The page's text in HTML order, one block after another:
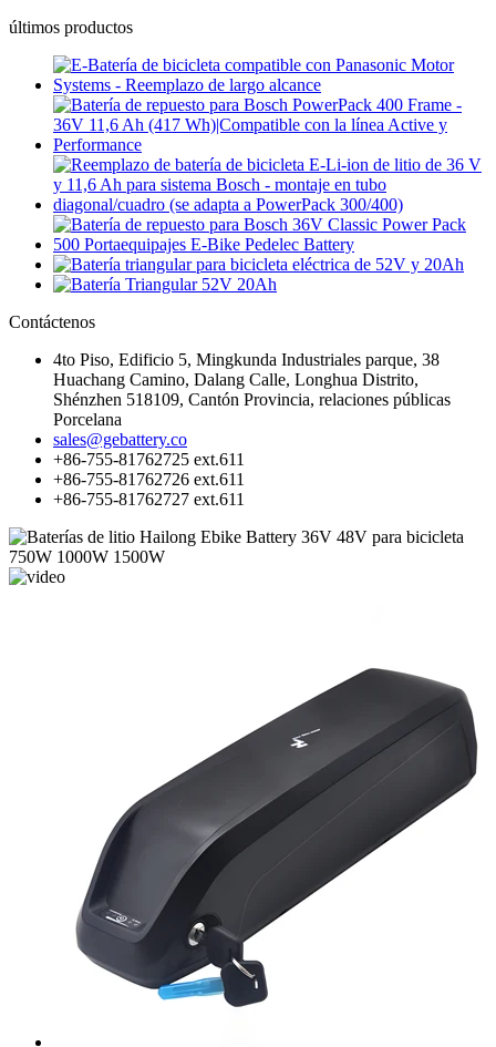
últimos productos
Contáctenos
4to Piso, Edificio 5, Mingkunda Industriales parque, 38
Huachang Camino, Dalang Calle, Longhua Distrito,
Shénzhen 518109, Cantón Provincia, relaciones públicas
Porcelana
sales@gebattery.co
+86-755-81762725 ext.611
+86-755-81762726 ext.611
+86-755-81762727 ext.611